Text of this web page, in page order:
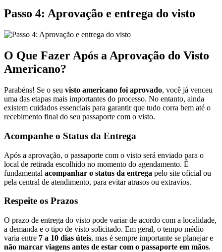
Passo 4: Aprovação e entrega do visto
O Que Fazer Após a Aprovação do Visto
Americano?
Parabéns! Se o seu visto americano foi aprovado, você já venceu
uma das etapas mais importantes do processo. No entanto, ainda
existem cuidados essenciais para garantir que tudo corra bem até o
recebimento final do seu passaporte com o visto.
Acompanhe o Status da Entrega
Após a aprovação, o passaporte com o visto será enviado para o
local de retirada escolhido no momento do agendamento. É
fundamental acompanhar o status da entrega pelo site oficial ou
pela central de atendimento, para evitar atrasos ou extravios.
Respeite os Prazos
O prazo de entrega do visto pode variar de acordo com a localidade,
a demanda e o tipo de visto solicitado. Em geral, o tempo médio
varia entre 7 a 10 dias úteis, mas é sempre importante se planejar e
não marcar viagens antes de estar com o passaporte em mãos.